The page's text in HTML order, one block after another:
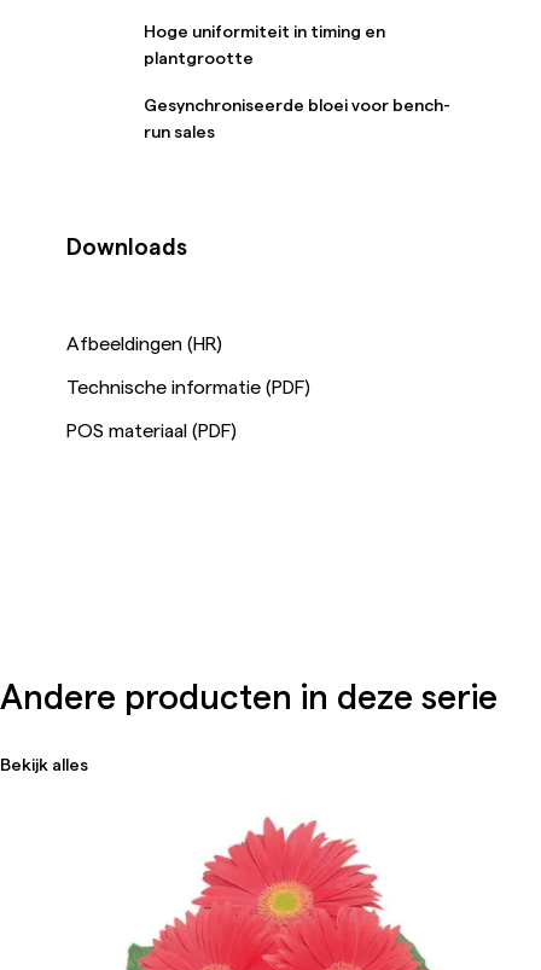
Hoge uniformiteit in timing en
plantgrootte
Gesynchroniseerde bloei voor bench-
run sales
Downloads
Afbeeldingen (HR)
Technische informatie (PDF)
POS materiaal (PDF)
Andere producten in deze serie
Bekijk alles